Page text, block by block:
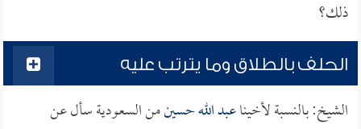
ذلك؟
الحلف بالطلاق وما يترتب عليه
الشيخ: بالنسبة لأخيناعبد الله حسينمن السعودية سأل عن